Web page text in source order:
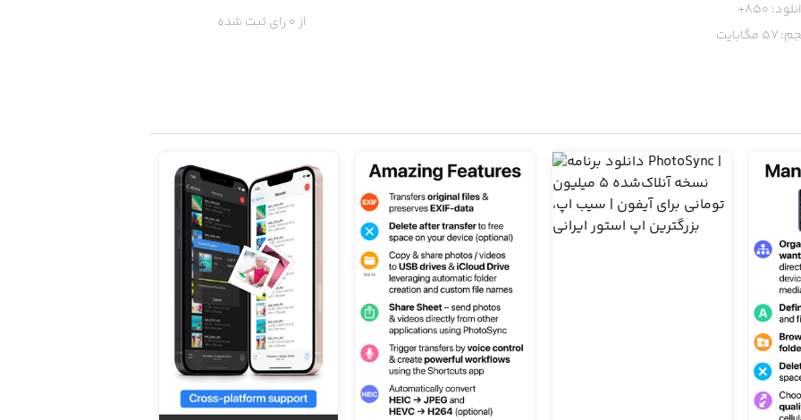
850+
57 مگابایت
از 0 رای ثبت شده